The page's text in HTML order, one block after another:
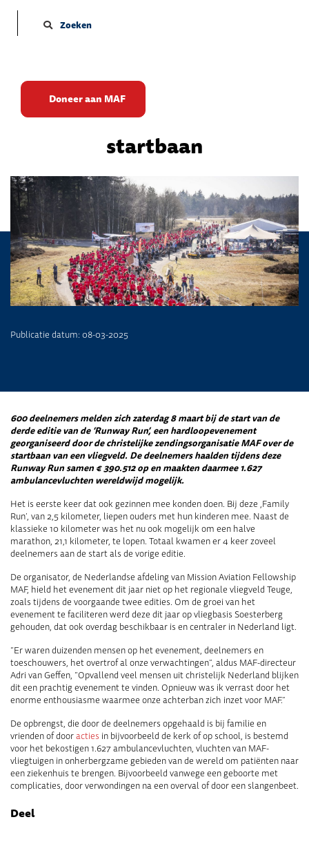
Zoeken
Doneer aan MAF
Record opkomst voor
sponsorloop MAF over
startbaan
Publicatie datum: 08-03-2025
600 deelnemers melden zich zaterdag 8 maart bij de start van de
derde editie van de ‘Runway Run’, een hardloopevenement
georganiseerd door de christelijke zendingsorganisatie MAF over de
startbaan van een vliegveld. De deelnemers haalden tijdens deze
Runway Run samen € 390.512 op en maakten daarmee 1.627
ambulancevluchten wereldwijd mogelijk.
Het is eerste keer dat ook gezinnen mee konden doen. Bij deze ,Family
Run’, van 2,5 kilometer, liepen ouders met hun kinderen mee. Naast de
klassieke 10 kilometer was het nu ook mogelijk om een halve
marathon, 21,1 kilometer, te lopen. Totaal kwamen er 4 keer zoveel
deelnemers aan de start als de vorige editie.
De organisator, de Nederlandse afdeling van Mission Aviation Fellowship
MAF, hield het evenement dit jaar niet op het regionale vliegveld Teuge,
zoals tijdens de voorgaande twee edities. Om de groei van het
evenement te faciliteren werd deze dit jaar op vliegbasis Soesterberg
gehouden, dat ook overdag beschikbaar is en centraler in Nederland ligt.
“Er waren duizenden mensen op het evenement, deelnemers en
toeschouwers, het overtrof al onze verwachtingen”, aldus MAF-directeur
Adri van Geffen, “Opvallend veel mensen uit christelijk Nederland blijken
dit een prachtig evenement te vinden. Opnieuw was ik verrast door het
enorme enthousiasme waarmee onze achterban zich inzet voor MAF.”
De opbrengst, die door de deelnemers opgehaald is bij familie en
vrienden of dooracties in bijvoorbeeld de kerk of op school, is bestemd
voor het bekostigen 1.627 ambulancevluchten, vluchten van MAF-
vliegtuigen in onherbergzame gebieden van de wereld om patiënten naar
een ziekenhuis te brengen. Bijvoorbeeld vanwege een geboorte met
complicaties, door verwondingen na een overval of door een slangenbeet.
Deel